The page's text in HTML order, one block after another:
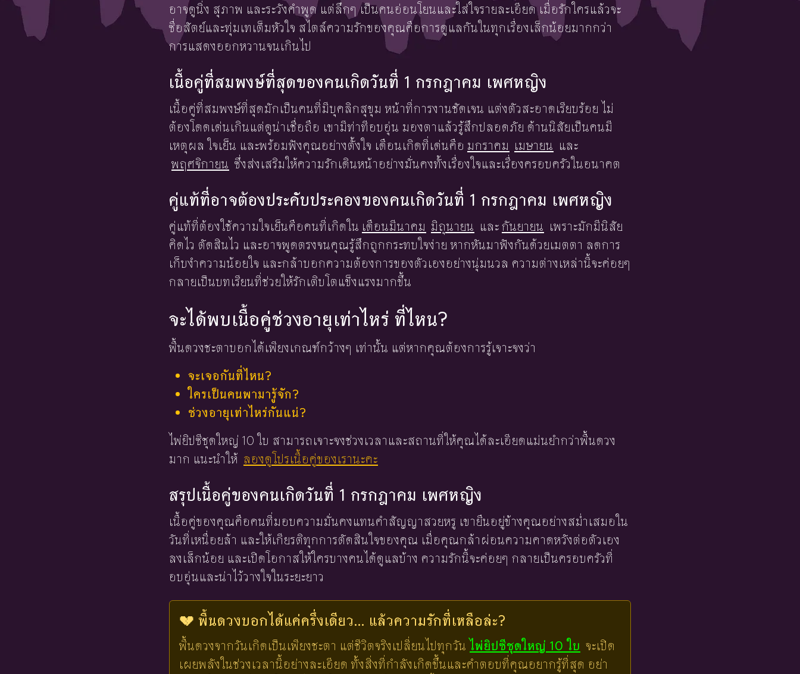
อาจดูนิ่ง สุภาพ และระวังคำพูด แต่ลึกๆ เป็นคนอ่อนโยนและใส่ใจรายละเอียด เมื่อรักใครแล้วจะ
ซื่อสัตย์และทุ่มเทเต็มหัวใจ สไตล์ความรักของคุณคือการดูแลกันในทุกเรื่องเล็กน้อยมากกว่า
การแสดงออกหวานจนเกินไป
เนื้อคู่ที่สมพงษ์ที่สุดของคนเกิดวันที่ 1 กรกฎาคม เพศหญิง
เนื้อคู่ที่สมพงษ์ที่สุดมักเป็นคนที่มีบุคลิกสุขุม หน้าที่การงานชัดเจน แต่งตัวสะอาดเรียบร้อย ไม่
ต้องโดดเด่นเกินแต่ดูน่าเชื่อถือ เขามีท่าทีอบอุ่น มองตาแล้วรู้สึกปลอดภัย ด้านนิสัยเป็นคนมี
เหตุผล ใจเย็น และพร้อมฟังคุณอย่างตั้งใจ เดือนเกิดที่เด่นคือ มกราคม เมษายน และ
พฤศจิกายน ซึ่งส่งเสริมให้ความรักเดินหน้าอย่างมั่นคงทั้งเรื่องใจและเรื่องครอบครัวในอนาคต
คู่แท้ที่อาจต้องประคับประคองของคนเกิดวันที่ 1 กรกฎาคม เพศหญิง
คู่แท้ที่ต้องใช้ความใจเย็นคือคนที่เกิดใน เดือนมีนาคม มิถุนายน และกันยายน เพราะมักมีนิสัย
คิดไว ตัดสินไว และอาจพูดตรงจนคุณรู้สึกถูกกระทบใจง่าย หากหันมาฟังกันด้วยเมตตา ลดการ
เก็บงำความน้อยใจ และกล้าบอกความต้องการของตัวเองอย่างนุ่มนวล ความต่างเหล่านี้จะค่อยๆ
กลายเป็นบทเรียนที่ช่วยให้รักเติบโตแข็งแรงมากขึ้น
จะได้พบเนื้อคู่ช่วงอายุเท่าไหร่ ที่ไหน?
พื้นดวงชะตาบอกได้เพียงเกณฑ์กว้างๆ เท่านั้น แต่หากคุณต้องการรู้เจาะจงว่า
จะเจอกันที่ไหน?
ใครเป็นคนพามารู้จัก?
ช่วงอายุเท่าไหร่กันแน่?
ไพ่ยิปซีชุดใหญ่ 10 ใบ สามารถเจาะจงช่วงเวลาและสถานที่ให้คุณได้ละเอียดแม่นยำกว่าพื้นดวง
มาก แนะนำให้ ลองดูโปรเนื้อคู่ของเรานะคะ
สรุปเนื้อคู่ของคนเกิดวันที่ 1 กรกฎาคม เพศหญิง
เนื้อคู่ของคุณคือคนที่มอบความมั่นคงแทนคำสัญญาสวยหรู เขายืนอยู่ข้างคุณอย่างสม่ำเสมอใน
วันที่เหนื่อยล้า และให้เกียรติทุกการตัดสินใจของคุณ เมื่อคุณกล้าผ่อนความคาดหวังต่อตัวเอง
ลงเล็กน้อย และเปิดโอกาสให้ใครบางคนได้ดูแลบ้าง ความรักนี้จะค่อยๆ กลายเป็นครอบครัวที่
อบอุ่นและน่าไว้วางใจในระยะยาว
💔 พื้นดวงบอกได้แค่ครึ่งเดียว... แล้วความรักที่เหลือล่ะ?
พื้นดวงจากวันเกิดเป็นเพียงชะตา แต่ชีวิตจริงเปลี่ยนไปทุกวัน ไพ่ยิปซีชุดใหญ่ 10 ใบ จะเปิด
เผยพลังในช่วงเวลานี้อย่างละเอียด ทั้งสิ่งที่กำลังเกิดขึ้นและคำตอบที่คุณอยากรู้ที่สุด อย่า